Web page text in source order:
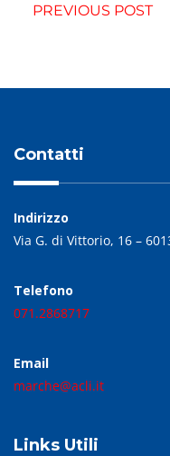
PREVIOUS POST
Contatti
Indirizzo
Via G. di Vittorio, 16 –
Telefono
071.2868717
Email
marche@acli.it
Links Utili